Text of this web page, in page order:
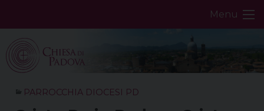
Menu
PARROCCHIA DIOCESI PD